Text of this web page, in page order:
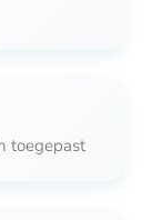
toegepast